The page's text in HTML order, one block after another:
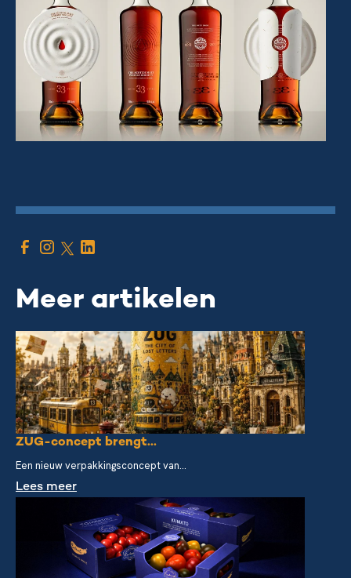
Meer artikelen
ZUG-concept brengt...
Een nieuw verpakkingsconcept van...
Lees meer